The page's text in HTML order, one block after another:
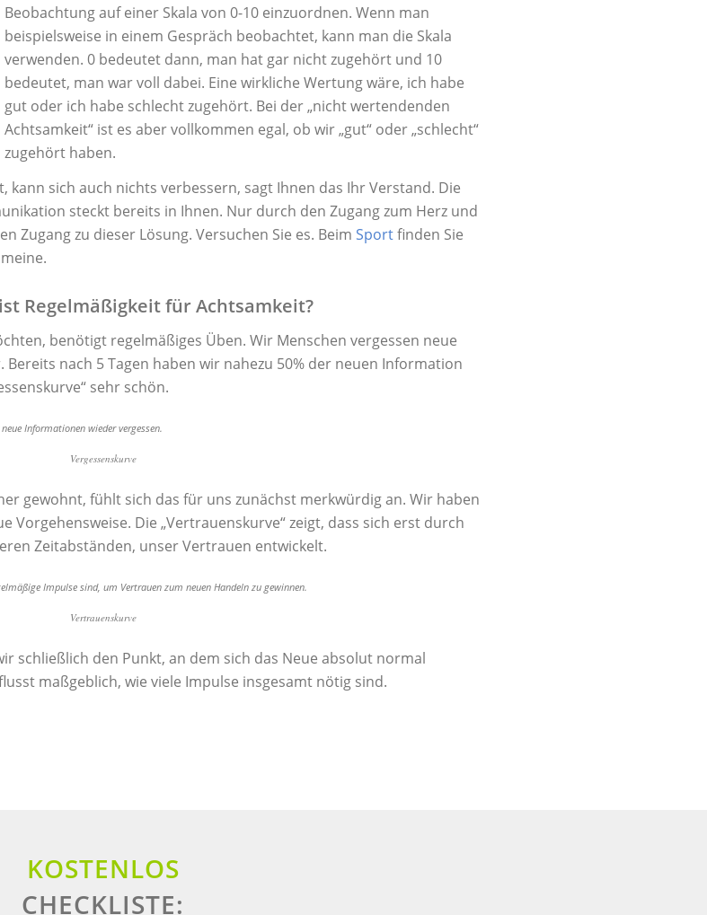
Beobachtung auf einer Skala von 0-10 einzuordnen. Wenn man
beispielsweise in einem Gespräch beobachtet, kann man die Skala
verwenden. 0 bedeutet dann, man hat gar nicht zugehört und 10
bedeutet, man war voll dabei. Eine wirkliche Wertung wäre, ich habe
gut oder ich habe schlecht zugehört. Bei der „nicht wertendenden
Achtsamkeit“ ist es aber vollkommen egal, ob wir „gut“ oder „schlecht“
zugehört haben.
kann sich auch nichts verbessern, sagt Ihnen das Ihr Verstand. Die
steckt bereits in Ihnen. Nur durch den Zugang zum Herz und
Zugang zu dieser Lösung. Versuchen Sie es. Beim Sportfinden Sie
Regelmäßigkeit für Achtsamkeit?
benötigt regelmäßiges Üben. Wir Menschen vergessen neue
nach 5 Tagen haben wir nahezu 50% der neuen Information
sehr schön.
Vergessenskurve
gewohnt, fühlt sich das für uns zunächst merkwürdig an. Wir haben
Vorgehensweise. Die „Vertrauenskurve“ zeigt, dass sich erst durch
Zeitabständen, unser Vertrauen entwickelt.
Vertrauenskurve
schließlich den Punkt, an dem sich das Neue absolut normal
maßgeblich, wie viele Impulse insgesamt nötig sind.
KOSTENLOS
CHECKLISTE: